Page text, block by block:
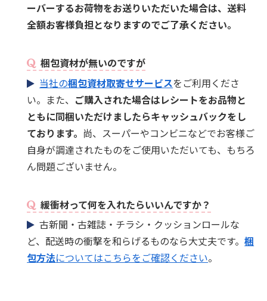
ーバーするお荷物をお送りいただいた場合は、送料
全額お客様負担となりますのでご了承ください。
梱包資材が無いのですが
当社の梱包資材取寄せサービスをご利用くださ
い。また、 ご購入された場合はレシートをお品物と
ともに同梱いただけましたらキャッシュバックをし
ております。 尚、スーパーやコンビニなどでお客様ご
自身が調達されたものをご使用いただいても、もちろ
ん問題ございません。
緩衝材って何を入れたらいいんですか？
古新聞・古雑誌・チラシ・クッションロールな
ど、配送時の衝撃を和らげるものなら大丈夫です。梱
包方法についてはこちらをご確認ください。